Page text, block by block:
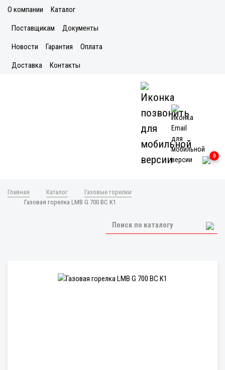
О компании Каталог
Поставщикам Документы
Новости Гарантия Оплата
Доставка Контакты
0
Главная Каталог
Газовые горелки
Газовая горелка LMB G 700 BC K1